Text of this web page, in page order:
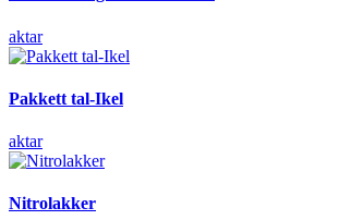
aktar
Pakkett tal-Ikel
aktar
Nitrolakker